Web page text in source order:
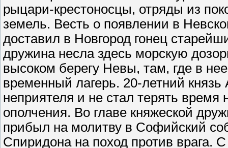
рыцари-крестоносцы, отряды из
земель. Весть о появлении в
доставил в Новгород гонец
дружина несла здесь морскую
высоком берегу Невы, там, где в
временный лагерь. 20-летний
неприятеля и не стал терять время
ополчения. Во главе княжеской
прибыл на молитву в Софийский
Спиридона на поход против